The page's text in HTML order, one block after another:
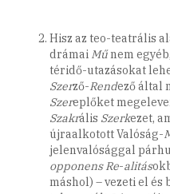
Hisz az teo-teatrális
drámai Műnem
téridő-utazásokat
Szerző-Rendező által
Szereplőket
Szakrális Szerkezet,
újraalkotott Valóság-
jelenvalósággal
opponens Re-alitás
máshol) – vezeti el